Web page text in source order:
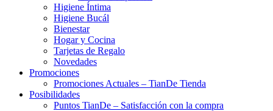
Higiene Íntima
Higiene Bucál
Bienestar
Hogar y Cocina
Tarjetas de Regalo
Novedades
Promociones
Promociones Actuales – TianDe Tienda
Posibilidades
Puntos TianDe – Satisfacción con la compra